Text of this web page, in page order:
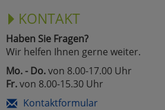
KONTAKT
Haben Sie Fragen?
Wir helfen Ihnen gerne weiter.
Mo. - Do.von 8.00-17.00 Uhr
Fr.von 8.00-15.30 Uhr
Kontaktformular